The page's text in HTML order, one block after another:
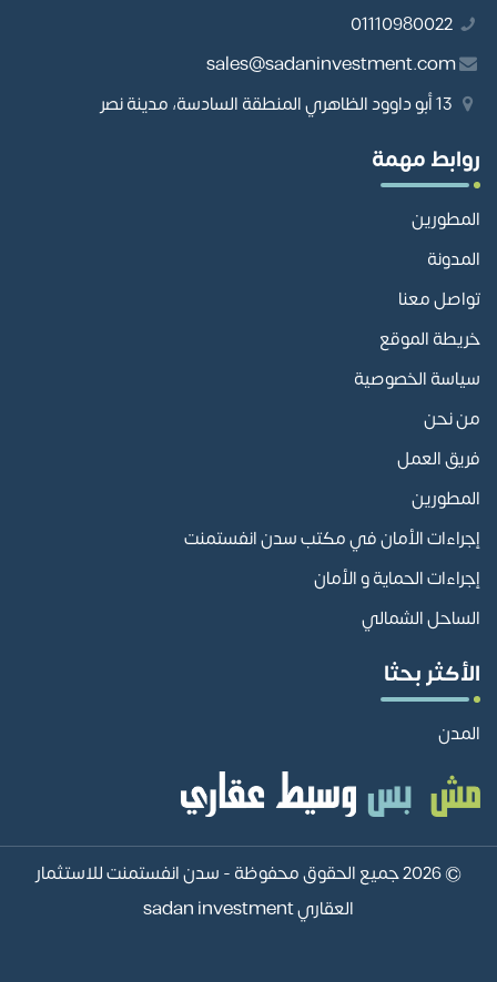
01110980022
sales@sadaninvestment.com
روابط مهمة
المطورين
المدونة
تواصل معنا
خريطة الموقع
سياسة الخصوصية
من نحن
فريق العمل
المطورين
إجراءات الأمان في مكتب سدن انفستمنت
إجراءات الحماية و الأمان
الساحل الشمالي
الأكثر بحثا
المدن
© 2026 جميع الحقوق محفوظة -
سدن انفستمنت للاستثمار
العقاري sadan investment